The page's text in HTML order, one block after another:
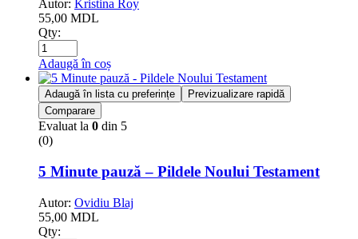
Autor: Kristina Roy
55,00 MDL
Qty:
Adaugă în coș
Adaugă în lista cu preferințe
Previzualizare rapidă
Comparare
Evaluat la 0 din 5
(0)
5 Minute pauză – Pildele Noului Testament
Autor: Ovidiu Blaj
55,00 MDL
Qty: